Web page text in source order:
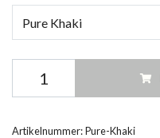
Pure Khaki
Artikelnummer:Pure-Khaki